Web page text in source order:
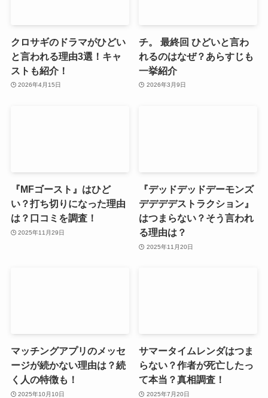
クロサギのドラマがひどい
と言われる理由3選！キャ
ストも紹介！
2026年4月15日
チ。 最終回 ひどいと言わ
れるのはなぜ？あらすじも
一挙紹介
2026年3月9日
『MFゴースト』はひど
い？打ち切りになった理由
は？口コミを調査！
2025年11月29日
『デッドデッドデーモンズ
デデデデストラクション』
はつまらない？そう言われ
る理由は？
2025年11月20日
マッチングアプリのメッセ
ージが続かない理由は？続
く人の特徴も！
2025年10月10日
サマータイムレンダはつま
らない？作者が死亡したっ
て本当？真相調査！
2025年7月20日